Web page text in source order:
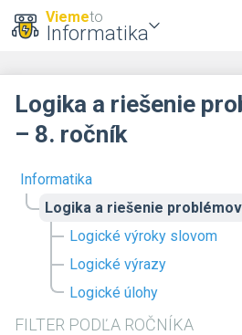
Viemeto
Informatika
Informatika
Logika a riešenie problémov
Logické výroky slovom
Logické výrazy
Logické úlohy
FILTER PODĽA ROČNÍKA
Logika a riešenie
– 8. ročník